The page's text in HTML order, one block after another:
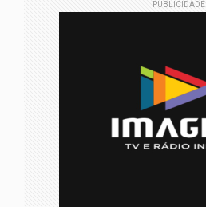
PUBLICIDADE